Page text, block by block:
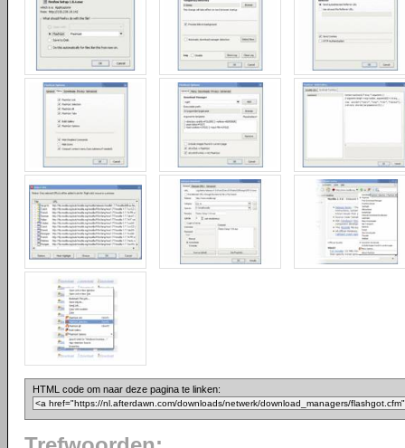
HTML code om naar deze pagina te linken: